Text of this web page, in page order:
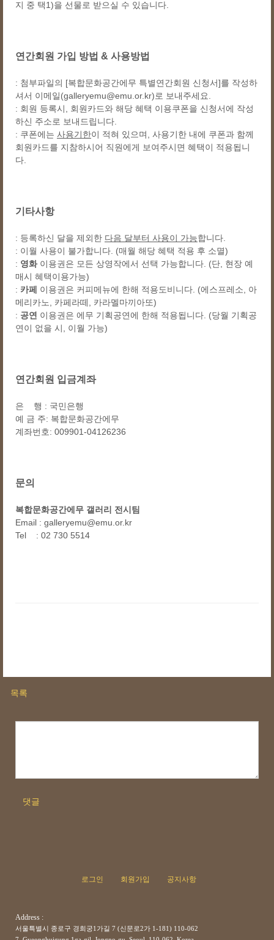
지 중 택1)을 선물로 받으실 수 있습니다.
연간회원 가입 방법 & 사용방법
: 첨부파일의 [복합문화공간에무 특별연간회원 신청서]를 작성하
셔서 이메일(galleryemu@emu.or.kr)로 보내주세요.
: 회원 등록시, 회원카드와 해당 혜택 이용쿠폰을 신청서에 작성
하신 주소로 보내드립니다.
: 쿠폰에는 사용기한이 적혀 있으며, 사용기한 내에 쿠폰과 함께
회원카드를 지참하시어 직원에게 보여주시면 혜택이 적용됩니
다.
기타사항
: 등록하신 달을 제외한 다음 달부터 사용이 가능합니다.
: 이월 사용이 불가합니다. (매월 해당 혜택 적용 후 소멸)
: 영화이용권은 모든 상영작에서 선택 가능합니다. (단, 현장 예
매시 혜택이용가능)
: 카페 이용권은 커피메뉴에 한해 적용도비니다. (에스프레소, 아
메리카노, 카페라떼, 카라멜마끼아또)
: 공연 이용권은 에무 기획공연에 한해 적용됩니다. (당월 기획공
연이 없을 시, 이월 가능)
연간회원 입금계좌
은 행 : 국민은행
예 금 주: 복합문화공간에무
계좌번호: 009901-04126236
문의
복합문화공간에무 갤러리 전시팀
Email : galleryemu@emu.or.kr
Tel : 02 730 5514
목록
댓글
로그인 회원가입 공지사항
Address :
서울특별시 종로구 경희궁1가길 7 (신문로2가 1-181) 110-062